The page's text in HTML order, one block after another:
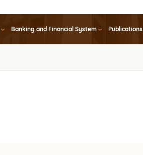
Banking and Financial System Publications